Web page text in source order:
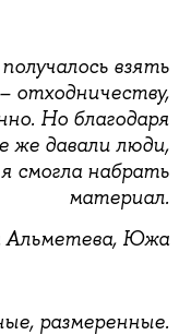
взять
отходничеству,
Но благодаря
же давали люди,
смогла набрать
материал.
Южа
размеренные.